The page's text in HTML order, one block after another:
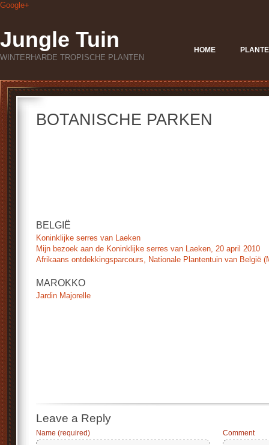
Google+
Jungle Tuin
WINTERHARDE TROPISCHE PLANTEN
HOME
BOTANISCHE PARKEN
BELGIË
Koninklijke serres van Laeken
Mijn bezoek aan de Koninklijke serres van Laeken, 20 april 2010
Afrikaans ontdekkingsparcours, Nationale Plantentuin van België
MAROKKO
Jardin Majorelle
Leave a Reply
Name (required) Comment